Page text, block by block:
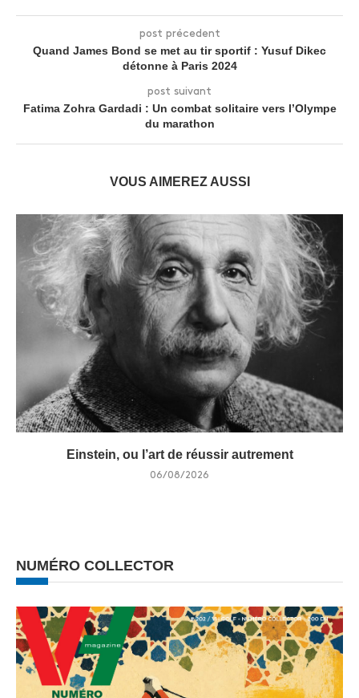
post précedent
Quand James Bond se met au tir sportif : Yusuf Dikec
détonne à Paris 2024
post suivant
Fatima Zohra Gardadi : Un combat solitaire vers l’Olympe
du marathon
VOUS AIMEREZ AUSSI
Einstein, ou l’art de réussir autrement
06/08/2026
NUMÉRO COLLECTOR